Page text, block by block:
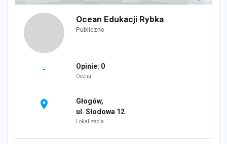
Ocean Edukacji Rybka
Publiczne
- Opinie: 0
Ocena
location_on
Głogów,
ul. Słodowa 12
Lokalizacja